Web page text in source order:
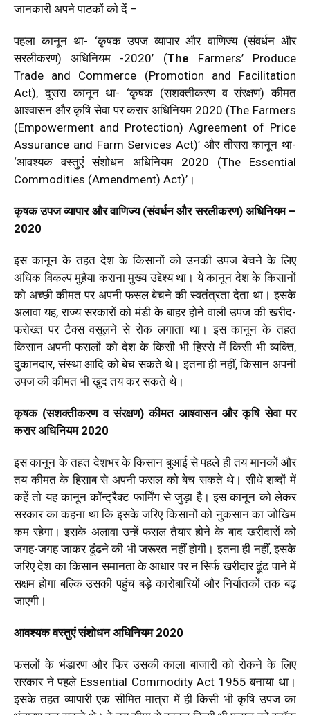
जानकारी अपने पाठकों को दें –
पहला कानून था- ‘कृषक उपज व्यापार और वाणिज्य (संवर्धन और
सरलीकरण) अधिनियम -2020’ (The Farmers’ Produce
Trade and Commerce (Promotion and Facilitation
Act), दूसरा कानून था- ‘कृषक (सशक्तीकरण व संरक्षण) कीमत
आश्वासन और कृषि सेवा पर करार अधिनियम 2020 (The Farmers
(Empowerment and Protection) Agreement of Price
Assurance and Farm Services Act)’ और तीसरा कानून था-
‘आवश्यक वस्तुएं संशोधन अधिनियम 2020 (The Essential
Commodities (Amendment) Act)’ ।
कृषक उपज व्यापार और वाणिज्य (संवर्धन और सरलीकरण) अधिनियम –
2020
इस कानून के तहत देश के किसानों को उनकी उपज बेचने के लिए
अधिक विकल्प मुहैया कराना मुख्य उद्देश्य था। ये कानून देश के किसानों
को अच्छी कीमत पर अपनी फसल बेचने की स्वतंत्रता देता था। इसके
अलावा यह, राज्य सरकारों को मंडी के बाहर होने वाली उपज की खरीद-
फरोख्त पर टैक्स वसूलने से रोक लगाता था। इस कानून के तहत
किसान अपनी फसलों को देश के किसी भी हिस्से में किसी भी व्यक्ति,
दुकानदार, संस्था आदि को बेच सकते थे। इतना ही नहीं, किसान अपनी
उपज की कीमत भी खुद तय कर सकते थे।
कृषक (सशक्तीकरण व संरक्षण) कीमत आश्वासन और कृषि सेवा पर
करार अधिनियम 2020
इस कानून के तहत देशभर के किसान बुआई से पहले ही तय मानकों और
तय कीमत के हिसाब से अपनी फसल को बेच सकते थे। सीधे शब्दों में
कहें तो यह कानून कॉन्ट्रैक्ट फार्मिंग से जुड़ा है। इस कानून को लेकर
सरकार का कहना था कि इसके जरिए किसानों को नुकसान का जोखिम
कम रहेगा। इसके अलावा उन्हें फसल तैयार होने के बाद खरीदारों को
जगह-जगह जाकर ढूंढने की भी जरूरत नहीं होगी। इतना ही नहीं, इसके
जरिए देश का किसान समानता के आधार पर न सिर्फ खरीदार ढूंढ पाने में
सक्षम होगा बल्कि उसकी पहुंच बड़े कारोबारियों और निर्यातकों तक बढ़
जाएगी।
आवश्यक वस्तुएं संशोधन अधिनियम 2020
फसलों के भंडारण और फिर उसकी काला बाजारी को रोकने के लिए
सरकार ने पहले Essential Commodity Act 1955 बनाया था।
इसके तहत व्यापारी एक सीमित मात्रा में ही किसी भी कृषि उपज का